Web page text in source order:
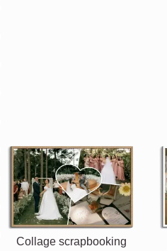
Collage scrapbooking